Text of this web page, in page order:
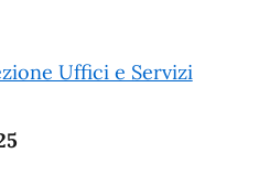
Uffici e Servizi